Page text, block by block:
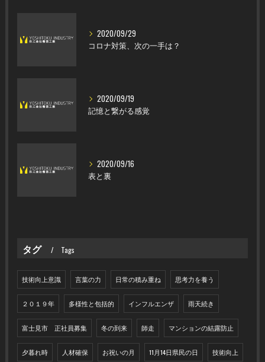
2020/09/29
コロナ対策、次の一手は？
2020/09/19
記憶と繋がる感覚
2020/09/16
表と裏
タグ Tags
技術向上意識 言葉の力 日常の積み重ね 思考力を養う
２０１９年 多様性と包括的 インフルエンザ 雨天続き
富士見市 正社員募集 冬の到来 師走 マンションの結露防止
夕暮れ時 人材確保 お祝いの月 11月14日県民の日 技術向上